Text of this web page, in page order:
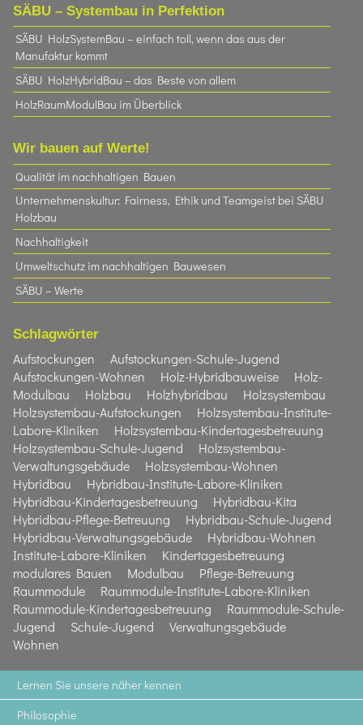
SÄBU – Systembau in Perfektion
SÄBU HolzSystemBau – einfach toll, wenn das aus der
Manufaktur kommt
SÄBU HolzHybridBau – das Beste von allem
HolzRaumModulBau im Überblick
Wir bauen auf Werte!
Qualität im nachhaltigen Bauen
Unternehmenskultur: Fairness, Ethik und Teamgeist bei SÄBU
Holzbau​
Nachhaltigkeit
Umweltschutz im nachhaltigen Bauwesen
SÄBU – Werte
Schlagwörter
Aufstockungen
Aufstockungen-Schule-Jugend
Aufstockungen-Wohnen
Holz-Hybridbauweise
Holz-
Modulbau
Holzbau Holzhybridbau
Holzsystembau
Holzsystembau-Aufstockungen
Holzsystembau-Institute-
Labore-Kliniken
Holzsystembau-Kindertagesbetreuung
Holzsystembau-Schule-Jugend
Holzsystembau-
Verwaltungsgebäude
Holzsystembau-Wohnen
Hybridbau
Hybridbau-Institute-Labore-Kliniken
Hybridbau-Kindertagesbetreuung
Hybridbau-Kita
Hybridbau-Pflege-Betreuung
Hybridbau-Schule-Jugend
Hybridbau-Verwaltungsgebäude
Hybridbau-Wohnen
Institute-Labore-Kliniken
Kindertagesbetreuung
modulares Bauen
Modulbau
Pflege-Betreuung
Raummodule
Raummodule-Institute-Labore-Kliniken
Raummodule-Kindertagesbetreuung
Raummodule-Schule-
Jugend
Schule-Jugend
Verwaltungsgebäude
Wohnen
Lernen Sie unsere näher kennen
Philosophie